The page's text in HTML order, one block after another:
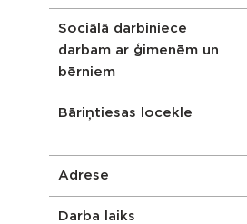
Sociālā darbiniece
darbam ar ģimenēm un
bērniem
Bāriņtiesas locekle
Adrese
Darba laiks